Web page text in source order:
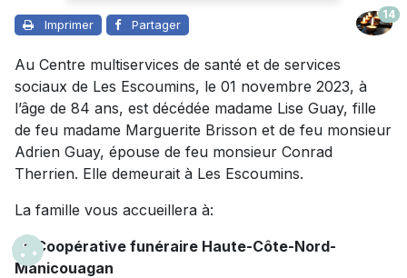
Imprimer Partager
14
Au Centre multiservices de santé et de services
sociaux de Les Escoumins, le 01 novembre 2023, à
l’âge de 84 ans, est décédée madame Lise Guay, fille
de feu madame Marguerite Brisson et de feu monsieur
Adrien Guay, épouse de feu monsieur Conrad
Therrien. Elle demeurait à Les Escoumins.
La famille vous accueillera à:
La Coopérative funéraire Haute-Côte-Nord-
Manicouagan